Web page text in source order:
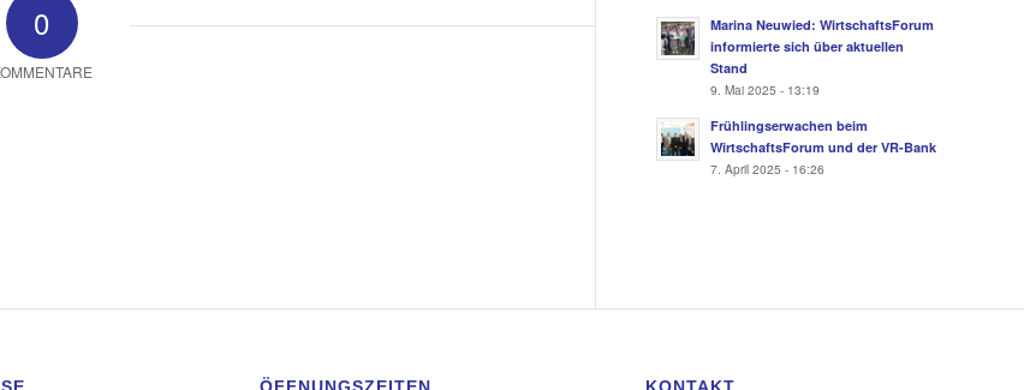
0
Marina Neuwied: WirtschaftsForum
informierte sich über aktuellen
Stand
9. Mai 2025 - 13:19
Frühlingserwachen beim
WirtschaftsForum und der VR-Bank
7. April 2025 - 16:26